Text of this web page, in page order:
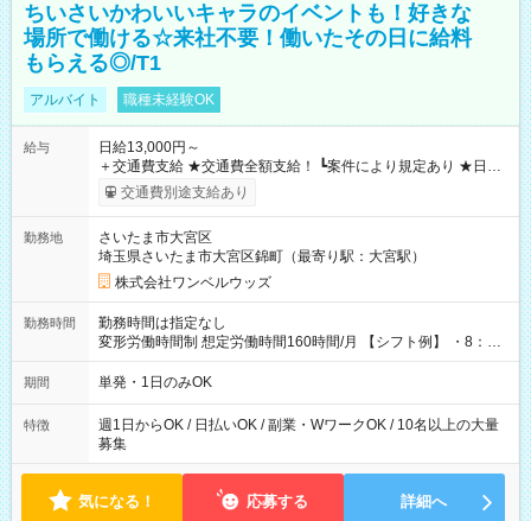
ちいさいかわいいキャラのイベントも！好きな
場所で働ける☆来社不要！働いたその日に給料
もらえる◎/T1
アルバイト 職種未経験OK
給与
日給13,000円～
＋交通費支給 ★交通費全額支給！ ┗案件により規定あり ★日払
いOK！（規定あり） ┗働いたその日に現金GET♪ お仕事後はコ
ンビニATMから 日払い分を引き落とせます！ 【試用期間】試
交通費別途支給あり
勤務地
さいたま市大宮区
埼玉県さいたま市大宮区錦町（最寄り駅：大宮駅）
株式会社ワンベルウッズ
勤務時間
勤務時間は指定なし
変形労働時間制 想定労働時間160時間/月 【シフト例】 ・8：00
～21：00
期間 単発・1日のみOK
特徴
週1日からOK / 日払いOK / 副業・WワークOK / 10名以上の大量
募集
気になる！ 応募する 詳細へ